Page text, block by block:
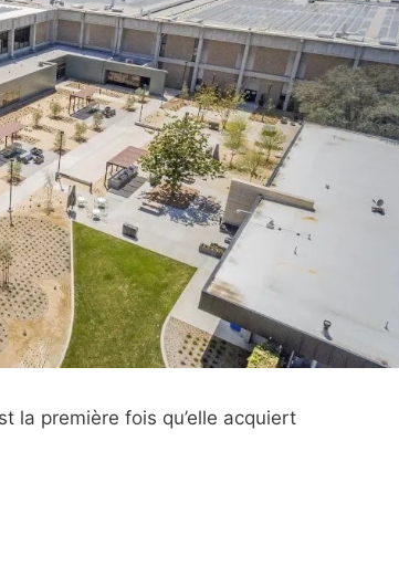
la première fois qu’elle acquiert